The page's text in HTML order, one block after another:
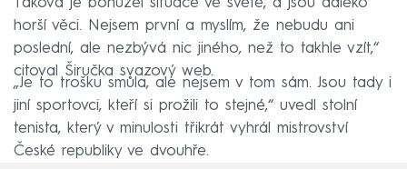
Taková je bohužel situace ve světě, a jsou daleko
horší věci. Nejsem první a myslím, že nebudu ani
poslední, ale nezbývá nic jiného, než to takhle vzít,“
citoval Širučka svazový web.
„Je to trošku smůla, ale nejsem v tom sám. Jsou tady i
jiní sportovci, kteří si prožili to stejné,“ uvedl stolní
tenista, který v minulosti třikrát vyhrál mistrovství
České republiky ve dvouhře.